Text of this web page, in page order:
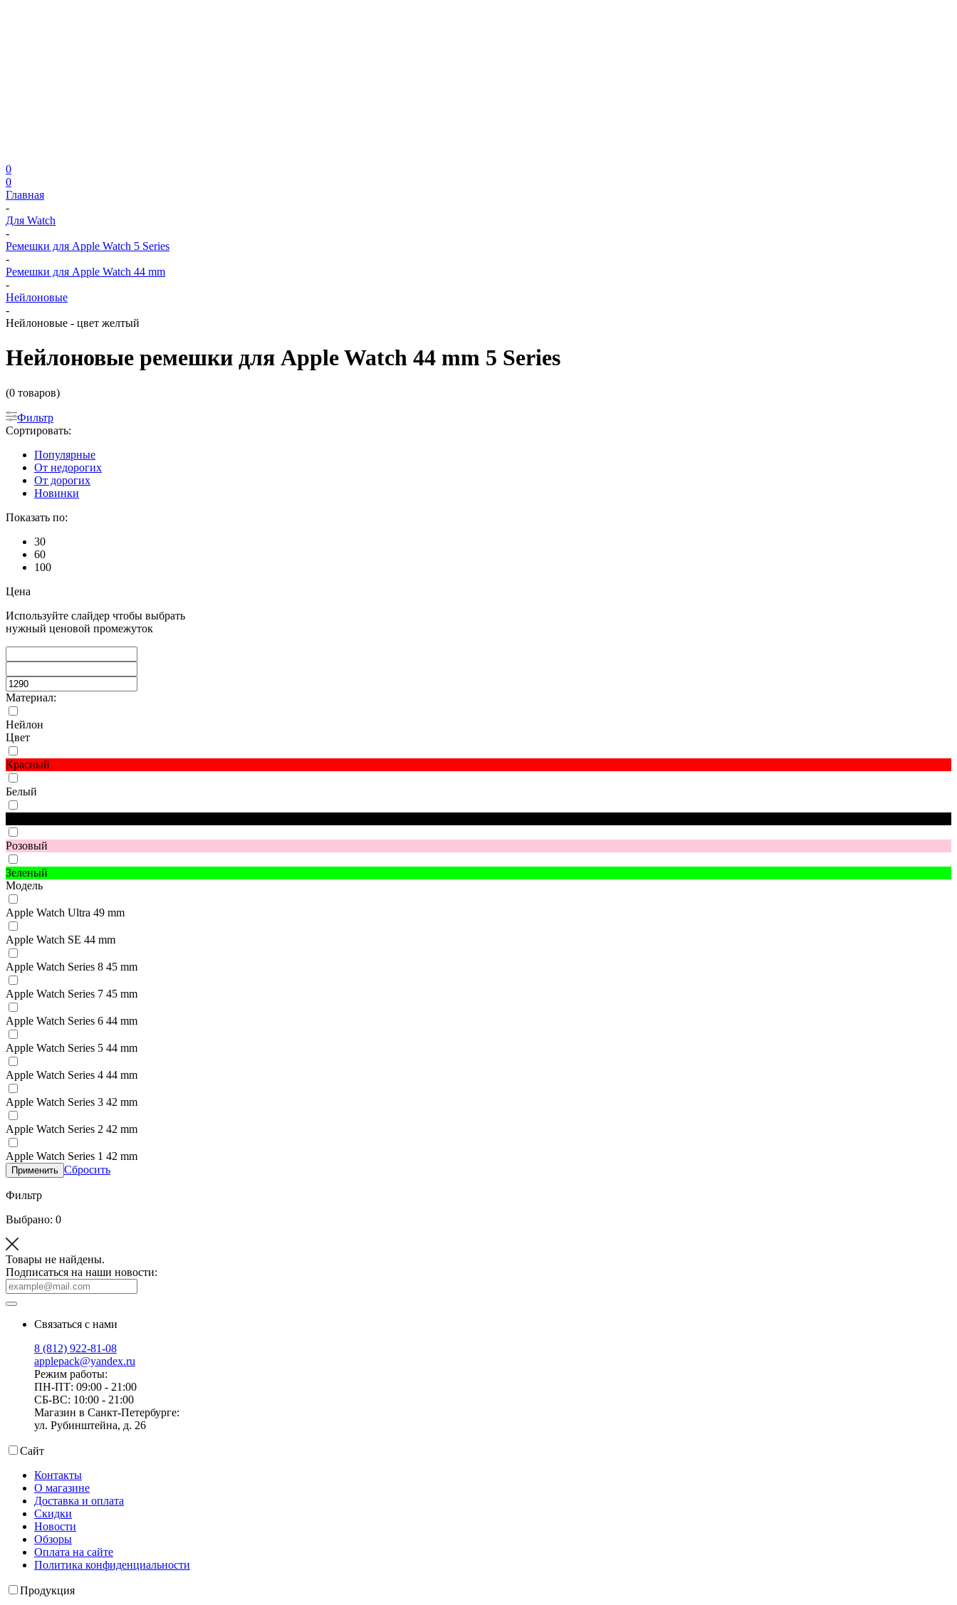
0
0
Главная
-
Для Watch
-
Ремешки для Apple Watch 5 Series
-
Ремешки для Apple Watch 44 mm
-
Нейлоновые
-
Нейлоновые - цвет желтый
Нейлоновые ремешки для Apple Watch 44 mm 5 Series
(0 товаров)
Фильтр
Сортировать:
Популярные
От недорогих
От дорогих
Новинки
Показать по:
30
60
100
Цена
Используйте слайдер чтобы выбрать
нужный ценовой промежуток
Материал:
Нейлон
Цвет
Красный
Белый
Розовый
Зеленый
Модель
Apple Watch Ultra 49 mm
Apple Watch SE 44 mm
Apple Watch Series 8 45 mm
Apple Watch Series 7 45 mm
Apple Watch Series 6 44 mm
Apple Watch Series 5 44 mm
Apple Watch Series 4 44 mm
Apple Watch Series 3 42 mm
Apple Watch Series 2 42 mm
Apple Watch Series 1 42 mm
Применить Сбросить
Фильтр
Выбрано: 0
Товары не найдены.
Подписаться на наши новости:
Связаться с нами
8 (812) 922-81-08
applepack@yandex.ru
Режим работы:
ПН-ПТ: 09:00 - 21:00
СБ-ВС: 10:00 - 21:00
Магазин в Санкт-Петербурге:
ул. Рубинштейна, д. 26
Сайт
Контакты
О магазине
Доставка и оплата
Скидки
Новости
Обзоры
Оплата на сайте
Политика конфиденциальности
Продукция